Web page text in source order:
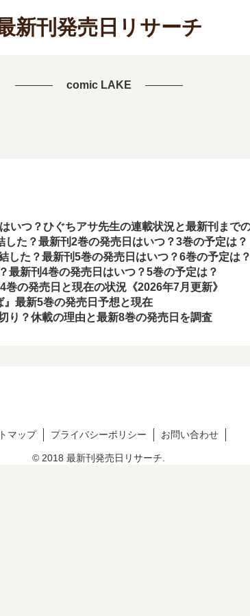
新刊発売日リサーチ
comic LAKE
いつ？ひぐちアサ先生の連載状況と最新刊まで
た？最新刊2巻の発売日はいつ？3巻の予定は？
した？最新刊5巻の発売日はいつ？6巻の予定は？
最新刊4巻の発売日はいつ？5巻の予定は？
の発売日と現在の状況《2026年7月更新》
』最新5巻の発売日予想と現在
り？休載の理由と最新8巻の発売日を調査
マップ プライバシーポリシー お問い合わせ
© 2018 最新刊発売日リサーチ.